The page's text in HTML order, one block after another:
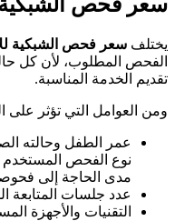
سعر فحص
يختلف سعر فحص الشبكية
الفحص المطلوب، لأن كل
تقديم الخدمة المناسبة.
ومن العوامل التي تؤثر على
عمر الطفل وحالته
نوع الفحص المستخدم
مدى الحاجة إلى
عدد جلسات المتابعة
التقنيات والأجهزة